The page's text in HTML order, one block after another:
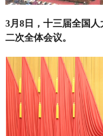
3月8日，十三届全国
二次全体会议。